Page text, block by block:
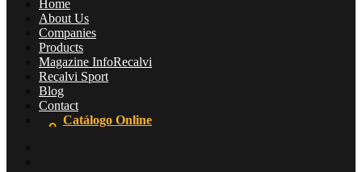
Home
About Us
Companies
Products
Magazine InfoRecalvi
Recalvi Sport
Blog
Contact
Catálogo Online